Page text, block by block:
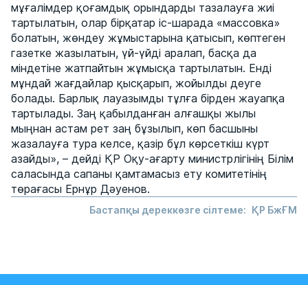
мұғалімдер қоғамдық орындарды тазалауға жиі
тартылатын, олар бірқатар іс-шарада «массовка»
болатын, жөндеу жұмыстарына қатысып, көптеген
газетке жазылатын, үй-үйді аралап, басқа да
міндетіне жатпайтын жұмысқа тартылатын. Енді
мұндай жағдайлар қысқарып, жойылды деуге
болады. Барлық лауазымды тұлға бірден жауапқа
тартылады. Заң қабылданған алғашқы жылы
мыңнан астам рет заң бұзылып, көп басшыны
жазалауға тура келсе, қазір бұл көрсеткіш күрт
азайды», – дейді ҚР Оқу-ағарту министрлігінің Білім
саласында сапаны қамтамасыз ету комитетінің
төрағасы Ернұр Дәуенов.
Бастапқы дереккөзге сілтеме: ҚР БжҒМ